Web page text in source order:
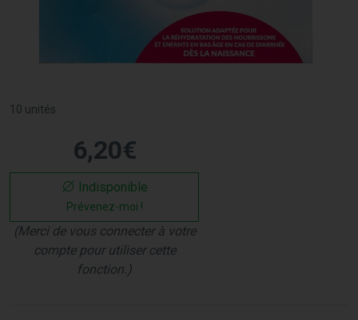
10 unités
6,20€
Indisponible
Prévenez-moi !
(Merci de vous connecter à votre
compte pour utiliser cette
fonction.)